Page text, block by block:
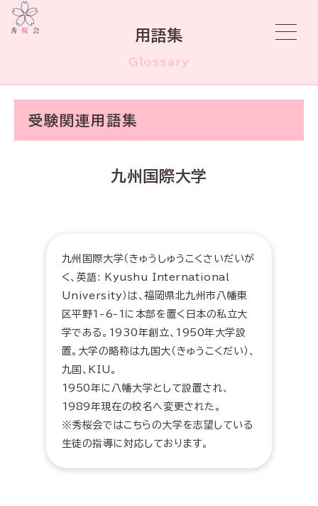
用語集
Glossary
受験関連用語集
九州国際大学
九州国際大学（きゅうしゅうこくさいだいが
く、英語: Kyushu International
University）は、福岡県北九州市八幡東
区平野1-6-1に本部を置く日本の私立大
学である。1930年創立、1950年大学設
置。大学の略称は九国大（きゅうこくだい）、
九国、KIU。
1950年に八幡大学として設置され、
1989年現在の校名へ変更された。
※秀桜会ではこちらの大学を志望している
生徒の指導に対応しております。